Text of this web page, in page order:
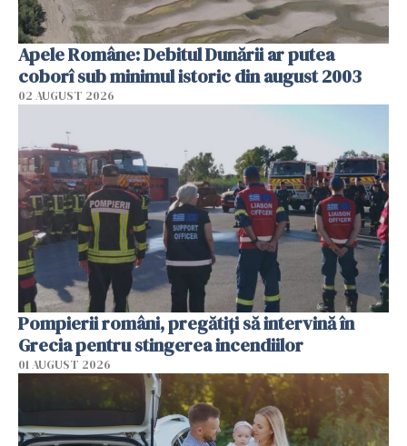
Apele Române: Debitul Dunării ar putea
coborî sub minimul istoric din august 2003
02 AUGUST 2026
Pompierii români, pregătiţi să intervină în
Grecia pentru stingerea incendiilor
01 AUGUST 2026